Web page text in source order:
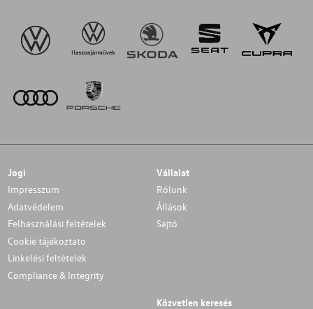
Jogi
Impresszum
Adatvédelem
Felhasználási feltételek
Cookie tájékoztato
Linkelési feltételek
Compliance & Integrity
Vállalat
Rólunk
Állások
Sajtó
Közvetlen keresés